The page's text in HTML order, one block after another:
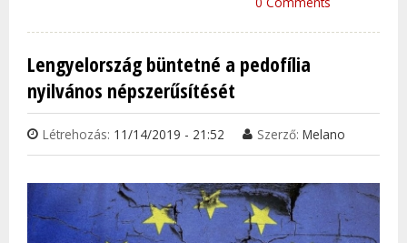
Lengyelország büntetné a pedofília
nyilvános népszerűsítését
Létrehozás: 11/14/2019 - 21:52 Szerző: Melano